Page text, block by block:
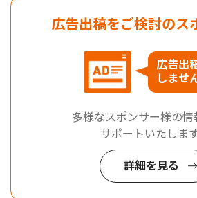
広告出稿をご検討のス
広告出
しませ
多様なスポンサー様の情
サポートいたします
詳細を見る